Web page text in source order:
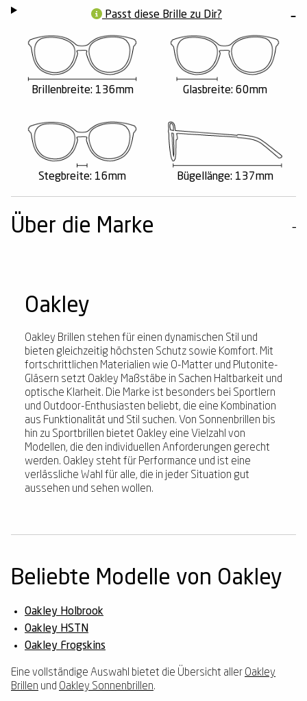
Passt diese Brille zu Dir?
Brillenbreite: 136mm Glasbreite: 60mm
Stegbreite: 16mm Bügellänge: 137mm
Über die Marke
Oakley
Oakley Brillen stehen für einen dynamischen Stil und
bieten gleichzeitig höchsten Schutz sowie Komfort. Mit
fortschrittlichen Materialien wie O-Matter und Plutonite-
Gläsern setzt Oakley Maßstäbe in Sachen Haltbarkeit und
optische Klarheit. Die Marke ist besonders bei Sportlern
und Outdoor-Enthusiasten beliebt, die eine Kombination
aus Funktionalität und Stil suchen. Von Sonnenbrillen bis
hin zu Sportbrillen bietet Oakley eine Vielzahl von
Modellen, die den individuellen Anforderungen gerecht
werden. Oakley steht für Performance und ist eine
verlässliche Wahl für alle, die in jeder Situation gut
aussehen und sehen wollen.
Beliebte Modelle von Oakley
Oakley Holbrook
Oakley HSTN
Oakley Frogskins
Eine vollständige Auswahl bietet die Übersicht aller Oakley
Brillen und Oakley Sonnenbrillen.